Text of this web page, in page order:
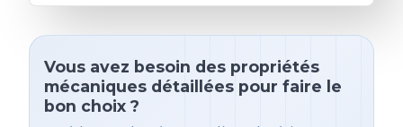
Vous avez besoin des propriétés
mécaniques détaillées pour faire le
bon choix ?